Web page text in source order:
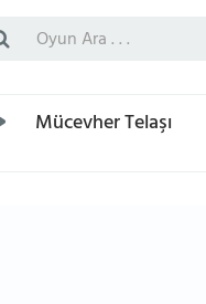
Mücevher Telaşı